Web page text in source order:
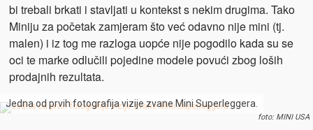
bi trebali brkati i stavljati u kontekst s nekim drugima. Tako
Miniju za početak zamjeram što već odavno nije mini (tj.
malen) i iz tog me razloga uopće nije pogodilo kada su se
oci te marke odlučili pojedine modele povući zbog loših
prodajnih rezultata.
Jedna od prvih fotografija vizije zvane Mini Superleggera.
foto: MINI USA